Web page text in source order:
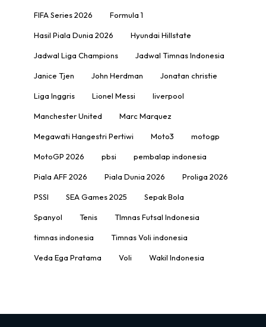
FIFA Series 2026 Formula 1
Hasil Piala Dunia 2026 Hyundai Hillstate
Jadwal Liga Champions Jadwal Timnas Indonesia
Janice Tjen John Herdman Jonatan christie
Liga Inggris Lionel Messi liverpool
Manchester United Marc Marquez
Megawati Hangestri Pertiwi Moto3 motogp
MotoGP 2026 pbsi pembalap indonesia
Piala AFF 2026 Piala Dunia 2026 Proliga 2026
PSSI SEA Games 2025 Sepak Bola
Spanyol Tenis TImnas Futsal Indonesia
timnas indonesia Timnas Voli indonesia
Veda Ega Pratama Voli Wakil Indonesia